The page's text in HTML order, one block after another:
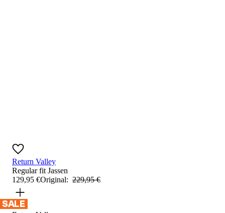
Return Valley
Regular fitJassen
129,95 €Original: 229,95 €